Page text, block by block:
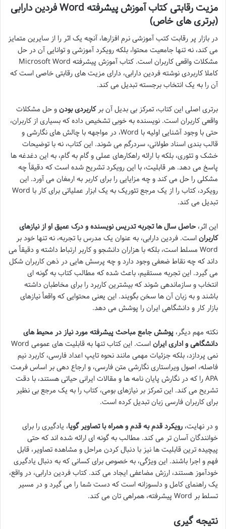
مزیت رقابتی کتاب آموزش پیشرفته Word فردین دارابی
(برتری های خاص)
در بازار پر رقابت کتب آموزشی نرم افزارها، آنچه یک اثر را از سایرین متمایز
می کند، نه تنها جامعیت محتوا، بلکه رویکرد آموزشی و توانایی آن در حل
مشکلات واقعی کاربران است. کتاب آموزش پیشرفته Microsoft Word
کاملا کاربردی نوشته فردین دارابی، دارای مزیت های رقابتی خاصی است که
آن را به یک انتخاب برجسته تبدیل می کند.
برتری اصلی این کتاب، تمرکز بی بدیل آن برکاربردی بودنو حل مشکلات
واقعی کاربران است. نویسنده به خوبی تشخیص داده که بسیاری از کاربران،
حتی با وجود آشنایی اولیه با Word، در مواجهه با چالش های نگارشی و
قالب بندی اسناد طولانی، سردرگم می شوند. این کتاب، نه با توضیحات
خشک و تئوری، بلکه با ارائه راهکارهای عملی و گام به گام، به این دغدغه ها
پاسخ می دهد. هر قابلیت، با این رویکرد تشریح شده است که دقیقاً چه
مشکلی را حل می کند و چه مزایایی را برای کاربر به ارمغان می آورد. این
رویکرد، کتاب را از یک مرجع تئوریک به یک ابزار عملیاتی برای کار با Word
تبدیل می کند.
این اثر،حاصل سال ها تجربه تدریس نویسنده و درک عمیق او از نیازهای
کاربراناست. فردین دارابی، به عنوان یک مدرس با تجربه، نه تنها خود بر
Word مسلط است، بلکه با هزاران دانشجو و کاربر ارتباط داشته و دقیقاً می
داند که چه نقاط ضعفی وجود دارد و چه پرسش هایی در ذهن کاربران شکل
می گیرد. این تجربه مستقیم، باعث شده که مطالب کتاب به گونه ای
انتخاب و سازماندهی شوند که بیشترین کاربرد را برای مخاطبان داشته
باشند و به زبان آن ها سخن بگویند. این یعنی محتوایی که واقعاً نیازهای
بازار کار و دانشگاهی ایران را پوشش می دهد.
نکته مهم دیگر، پوشش جامع مباحث پیشرفته مورد نیاز در محیط های
دانشگاهی و اداری ایران
است. این کتاب تنها به قابلیت های عمومی Word
نمی پردازد، بلکه جزئیات مهمی مانند نحوه تایپ اعداد فارسی، کاربرد نیم
فاصله، اصول ویراستاری نگارشی متن فارسی، و ارجاع دهی بر اساس فرمت
APA را که در نگارش پایان نامه ها و مقالات ایرانی حیاتی هستند، با دقت
تشریح می کند. این تمرکز بر نیازهای بومی، کتاب را به یک مرجع بی نظیر
برای کاربران فارسی زبان تبدیل کرده است.
و در نهایت، رویکرد قدم به قدم و همراه با تصاویر گویا، یادگیری را برای
خوانندگان آسان تر می کند. مطالب به گونه ای ارائه شده اند که حتی
پیچیده ترین قابلیت ها نیز با دنبال کردن مراحل و مشاهده تصاویر، قابل
فهم و اجرا باشند. این ویژگی، به خصوص برای کسانی که به دنبال یادگیری
خودآموز هستند، ارزش مضاعفی ایجاد می کند. کتاب فردین دارابی، در واقع،
یک راهنمای کامل و دلسوزانه است که دست شما را می گیرد و در مسیر
تسلط بر Word پیشرفته، همراهی تان می کند.
نتیجه گیری